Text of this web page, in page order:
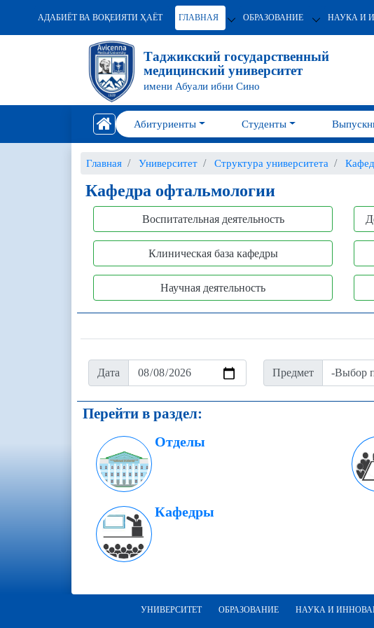
АДАБИЁТ ВА ВОҚЕИЯТИ ҲАЁТ ГЛАВНАЯ ОБРАЗОВАНИЕ НАУКА И
Таджикский государственный
медицинский университет
имени Абуали ибни Сино
Абитуриенты Студенты
Главная Университет Структура университета
Кафедра офтальмологии
Воспитательная деятельность
Клиническая база кафедры
Научная деятельность
Дата Предмет
Перейти в раздел:
Отделы
Кафедры
УНИВЕРСИТЕТ ОБРАЗОВАНИЕ НАУКА И